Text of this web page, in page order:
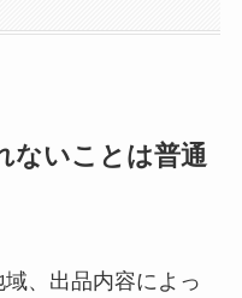
ないことは普通
、出品内容によっ